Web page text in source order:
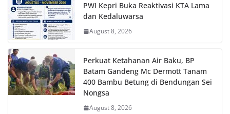
PWI Kepri Buka Reaktivasi KTA Lama
dan Kedaluwarsa
August 8, 2026
Perkuat Ketahanan Air Baku, BP
Batam Gandeng Mc Dermott Tanam
400 Bambu Betung di Bendungan Sei
Nongsa
August 8, 2026